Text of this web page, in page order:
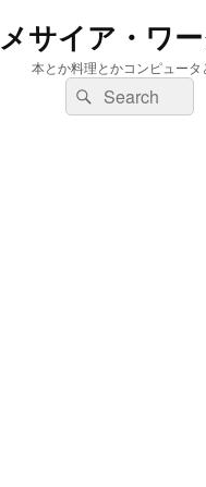
メサイア・ワ
本とか料理とかコンピュータ
検
索:
検
索